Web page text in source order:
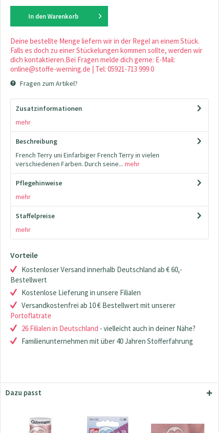
In den Warenkorb
Deine bestellte Menge liefern wir in der Regel an einem Stück.
Falls es doch zu einer Stückelungen kommen sollte, werden wir
dich kontaktieren.Bei Fragen melde dich gerne: E-Mail:
online@stoffe-werning.de | Tel: 05921-713 999 0
Fragen zum Artikel?
Zusatzinformationen
mehr
Beschreibung
French Terry uni Einfarbiger French Terry in vielen
verschiedenen Farben. Durch seine... mehr
Pflegehinweise
mehr
Staffelpreise
mehr
Vorteile
Kostenloser Versand innerhalb Deutschland ab € 60,-
Bestellwert
Kostenlose Lieferung in unsere Filialen
Versandkostenfrei ab 10 € Bestellwert mit unserer
Portoflatrate
26 Filialen in Deutschland - vielleicht auch in deiner Nähe?
Familienunternehmen mit über 40 Jahren Stofferfahrung
Dazu passt